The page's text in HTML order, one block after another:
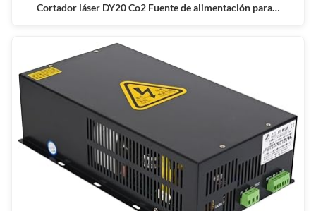
Cortador láser DY20 Co2 Fuente de alimentación para…